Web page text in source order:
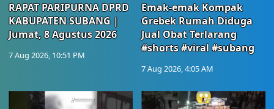
RAPAT PARIPURNA DPRD
KABUPATEN SUBANG |
Jumat, 8 Agustus 2026
7 Aug 2026, 10:51 PM
Emak-emak Kompak
Grebek Rumah Diduga
Jual Obat Terlarang
#shorts #viral #subang
7 Aug 2026, 4:05 AM